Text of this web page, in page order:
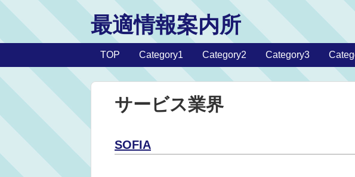
最適情報案内所
TOP Category1 Category2 Category3
サービス業界
SOFIA